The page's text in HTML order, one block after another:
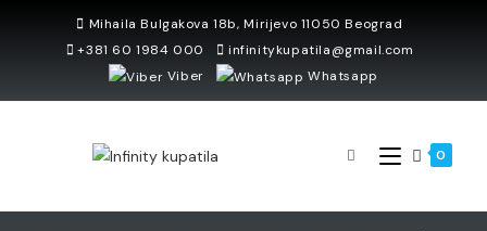
Mihaila Bulgakova 18b, Mirijevo 11050 Beograd
+381 60 1984 000
infinitykupatila@gmail.com
Viber
Whatsapp
0